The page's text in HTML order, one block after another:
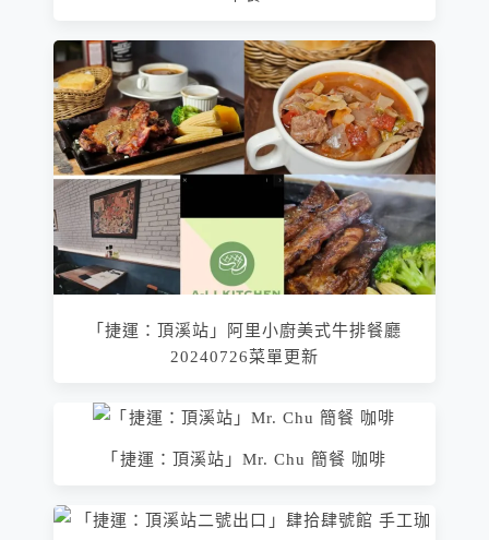
「捷運：頂溪站」阿里小廚美式牛排餐廳
20240726菜單更新
「捷運：頂溪站」Mr. Chu 簡餐 咖啡